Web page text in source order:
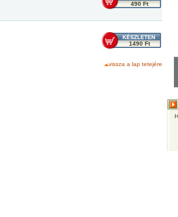
490 Ft
1490 Ft
vissza a lap tetejére